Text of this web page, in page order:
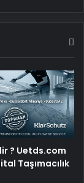
? Uetds.com
Taşımacılık